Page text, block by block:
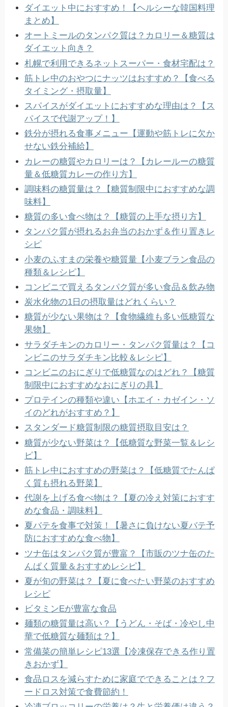
ダイエット中におすすめ！【ヘルシーな韓国料理
まとめ】
オートミールのタンパク質は？カロリー＆糖質は
ダイエット向き？
札幌で利用できるネットスーパー・食材宅配は？
筋トレ中のおやつにナッツはおすすめ？【食べる
タイミング・摂取量】
スパイスがダイエットにおすすめな理由は？【ス
パイスで代謝アップ！】
鉄分が摂れる食事メニュー【運動や筋トレに欠か
せない鉄分補給】
カレーの糖質やカロリーは？【カレールーの糖質
量＆低糖質カレーの作り方】
調味料の糖質量は？【糖質制限中におすすめな調
味料】
糖質の多い食べ物は？【糖質の上手な摂り方】
タンパク質が摂れるお弁当のおかず＆作り置きレ
シピ
小麦のふすまの栄養や糖質量【小麦ブラン食品の
種類＆レシピ】
コンビニで買えるタンパク質が多い食品＆飲み物
炭水化物の1日の摂取量はどれくらい？
糖質が少ない果物は？【食物繊維も多い低糖質な
果物】
サラダチキンのカロリー・タンパク質量は？【コ
ンビニのサラダチキン比較＆レシピ】
コンビニのおにぎりで低糖質なのはどれ？【糖質
制限中におすすめなおにぎりの具】
プロテインの種類や違い【ホエイ・カゼイン・ソ
イのどれがおすすめ？】
スタンダード糖質制限の糖質摂取目安は？
糖質が少ない野菜は？【低糖質な野菜一覧＆レシ
ピ】
筋トレ中におすすめの野菜は？【低糖質でたんぱ
く質も摂れる野菜】
代謝を上げる食べ物は？【夏の冷え対策におすす
めな食品・調味料】
夏バテを食事で対策！【暑さに負けない夏バテ予
防におすすめな食べ物】
ツナ缶はタンパク質が豊富？【市販のツナ缶のた
んぱく質量＆おすすめレシピ】
夏が旬の野菜は？【夏に食べたい野菜のおすすめ
レシピ
ビタミンEが豊富な食品
麺類の糖質量は高い？【うどん・そば・冷やし中
華で低糖質な麺類は？】
常備菜の簡単レシピ13選【冷凍保存できる作り置
きおかず】
食品ロスを減らすために家庭でできることは？フ
ードロス対策で食費節約！